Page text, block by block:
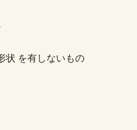
状 を有しないもの